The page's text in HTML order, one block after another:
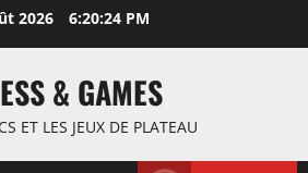
2026 6:20:25 PM
& GAMES
ET LES JEUX DE PLATEAU